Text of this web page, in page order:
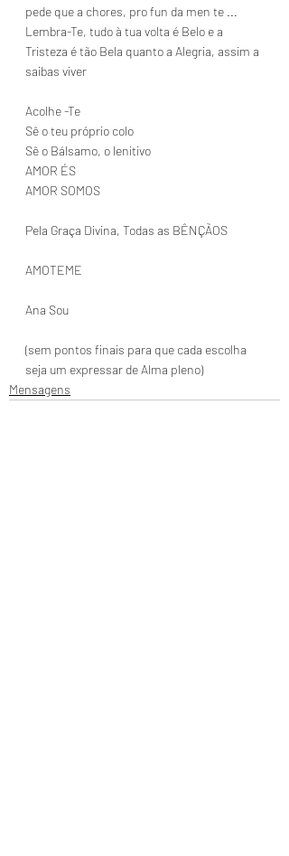
pede que a chores, pro fun da men te ...
Lembra-Te, tudo à tua volta é Belo e a
Tristeza é tão Bela quanto a Alegria, assim a
saibas viver
Acolhe -Te
Sê o teu próprio colo
Sê o Bálsamo, o lenitivo
AMOR ÉS
AMOR SOMOS
Pela Graça Divina, Todas as BÊNÇÃOS
AMOTEME
Ana Sou
(sem pontos finais para que cada escolha
seja um expressar de Alma pleno)
Mensagens